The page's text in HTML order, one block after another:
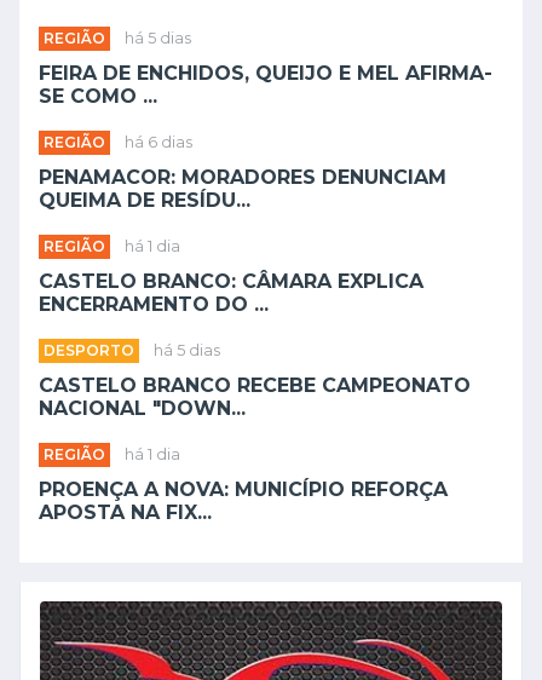
REGIÃO há 5 dias
FEIRA DE ENCHIDOS, QUEIJO E MEL AFIRMA-
SE COMO ...
REGIÃO há 6 dias
PENAMACOR: MORADORES DENUNCIAM
QUEIMA DE RESÍDU...
REGIÃO há 1 dia
CASTELO BRANCO: CÂMARA EXPLICA
ENCERRAMENTO DO ...
DESPORTO há 5 dias
CASTELO BRANCO RECEBE CAMPEONATO
NACIONAL "DOWN...
REGIÃO há 1 dia
PROENÇA A NOVA: MUNICÍPIO REFORÇA
APOSTA NA FIX...